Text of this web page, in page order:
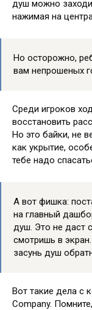
душ можно
нажимая на
Но осторожно,
вам непрошеных
Среди игроков
восстановить
Но это байки, не
как укрытие,
тебе надо
А вот фишка:
на главный
душ. Это не даст
смотришь в
засунь душ
Вот такие дела с
Company.